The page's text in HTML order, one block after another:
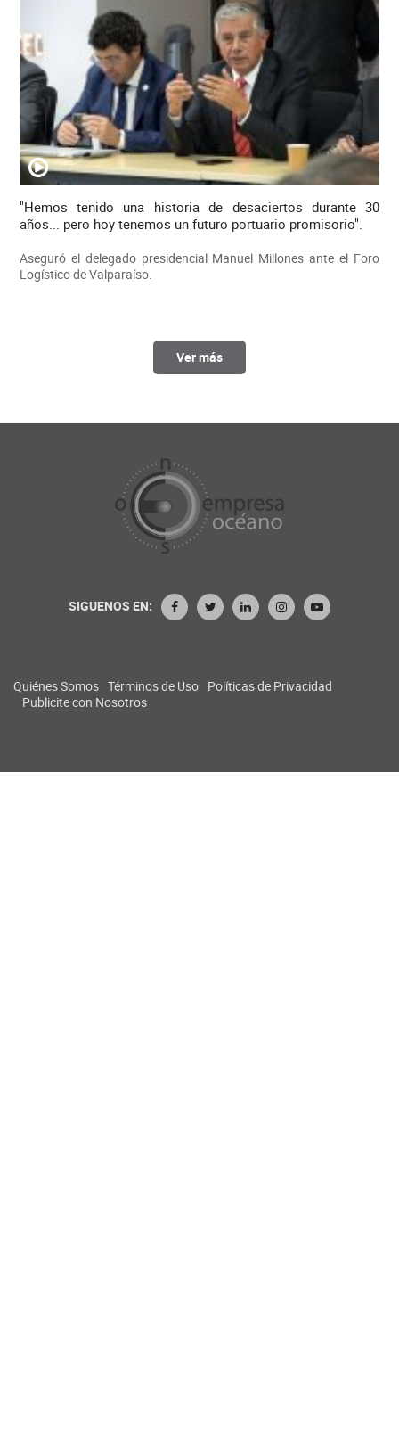
"Hemos tenido una historia de desaciertos durante 30
años... pero hoy tenemos un futuro portuario promisorio".
Aseguró el delegado presidencial Manuel Millones ante el Foro
Logístico de Valparaíso.
Ver más
SIGUENOS EN:
Quiénes Somos Términos de Uso Políticas de Privacidad
Publicite con Nosotros